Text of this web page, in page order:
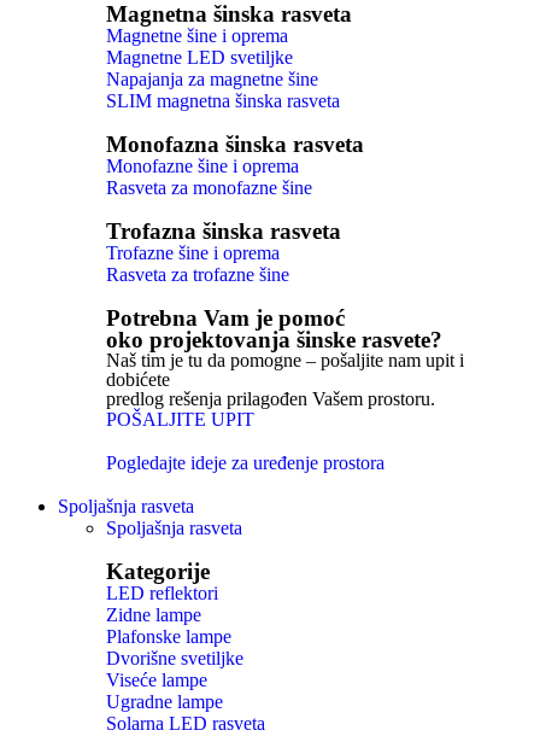
Magnetna šinska rasveta
Magnetne šine i oprema
Magnetne LED svetiljke
Napajanja za magnetne šine
SLIM magnetna šinska rasveta
Monofazna šinska rasveta
Monofazne šine i oprema
Rasveta za monofazne šine
Trofazna šinska rasveta
Trofazne šine i oprema
Rasveta za trofazne šine
Potrebna Vam je pomoć
oko projektovanja šinske rasvete?
Naš tim je tu da pomogne – pošaljite nam upit i
dobićete
predlog rešenja prilagođen Vašem prostoru.
POŠALJITE UPIT
Pogledajte ideje za uređenje prostora
Spoljašnja rasveta
Spoljašnja rasveta
Kategorije
LED reflektori
Zidne lampe
Plafonske lampe
Dvorišne svetiljke
Viseće lampe
Ugradne lampe
Solarna LED rasveta